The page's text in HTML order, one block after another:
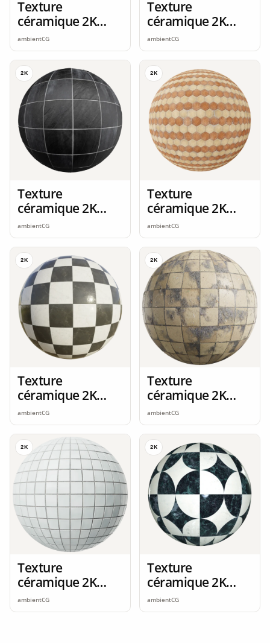
Texture
céramique 2K
seamless
ambientCG
Texture
céramique 2K
seamless
ambientCG
2K
Texture
céramique 2K
seamless
ambientCG
2K
Texture
céramique 2K
seamless
ambientCG
2K
Texture
céramique 2K
seamless
ambientCG
2K
Texture
céramique 2K
seamless
ambientCG
2K
Texture
céramique 2K
seamless
ambientCG
2K
Texture
céramique 2K
seamless
ambientCG